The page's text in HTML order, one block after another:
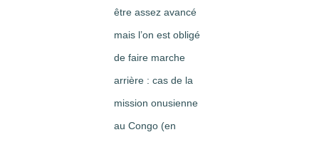
être assez avancé
mais l’on est obligé
de faire marche
arrière : cas de la
mission onusienne
au Congo (en